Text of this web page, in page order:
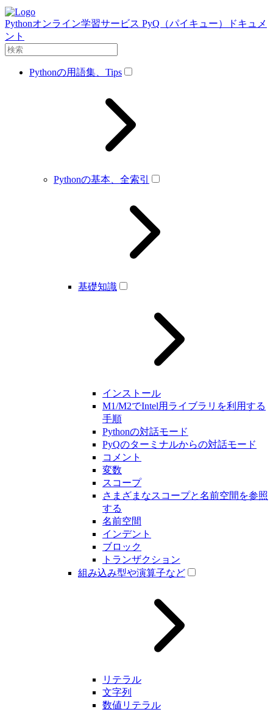
Pythonオンライン学習サービス PyQ（パイキュー）ドキュメ
ント
Pythonの用語集、Tips
Pythonの基本、全索引
基礎知識
インストール
M1/M2でIntel用ライブラリを利用する
手順
Pythonの対話モード
PyQのターミナルからの対話モード
コメント
変数
スコープ
さまざまなスコープと名前空間を参照
する
名前空間
インデント
ブロック
トランザクション
組み込み型や演算子など
リテラル
文字列
数値リテラル